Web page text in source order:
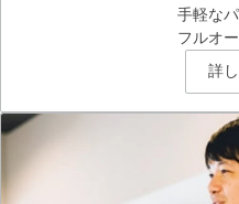
手軽な
フルオ
詳